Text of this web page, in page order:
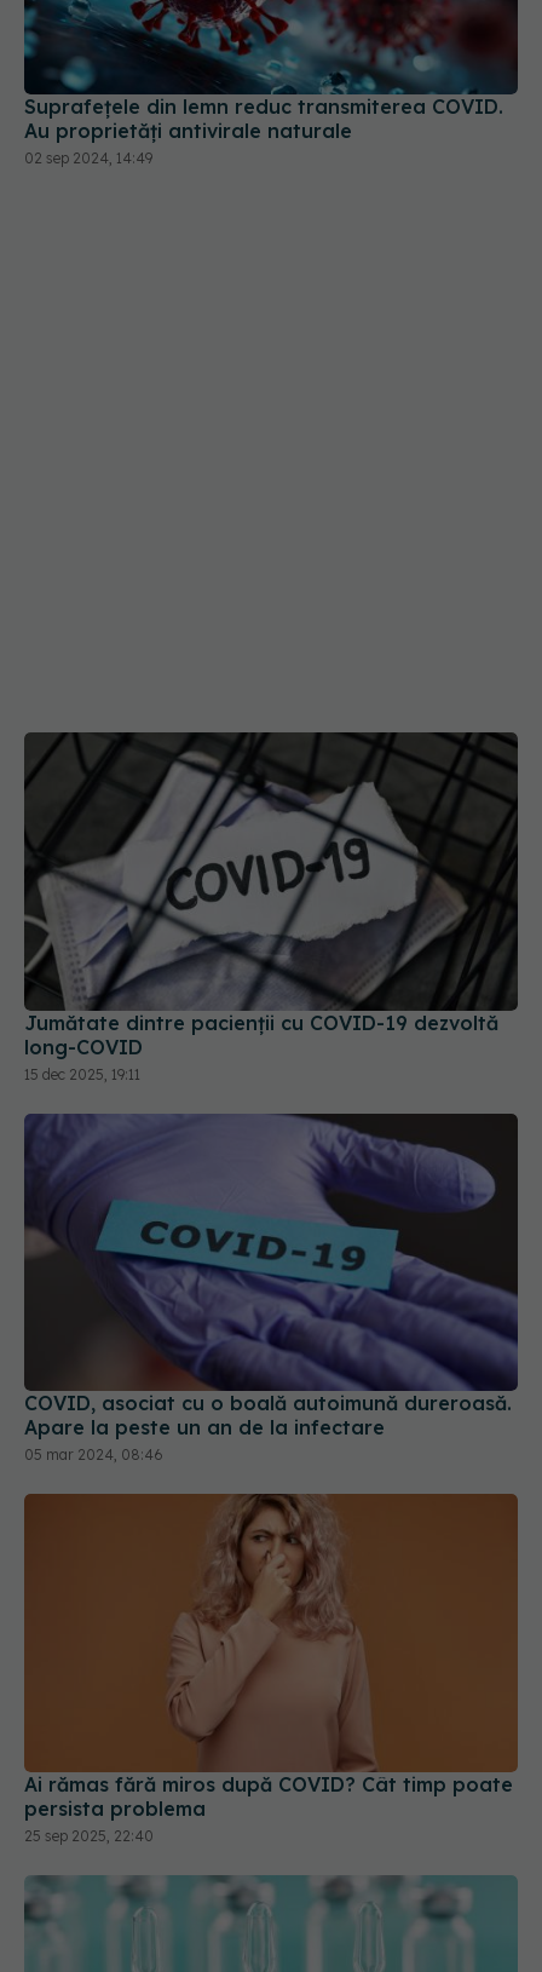
Suprafețele din lemn reduc transmiterea COVID.
Au proprietăți antivirale naturale
02 sep 2024, 14:49
Jumătate dintre pacienții cu COVID-19 dezvoltă
long-COVID
15 dec 2025, 19:11
COVID, asociat cu o boală autoimună dureroasă.
Apare la peste un an de la infectare
Ai rămas fără miros după COVID? Cât timp poate
persista problema